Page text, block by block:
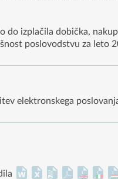
izplačila dobička,
poslovodstvu za leto
elektronskega